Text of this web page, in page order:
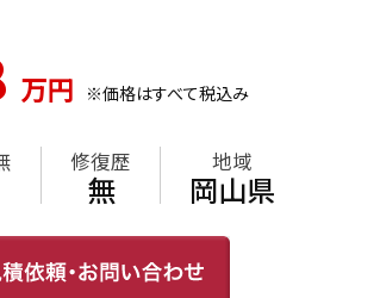
万円 ※価格はすべて税込み
修復歴
無
地域
岡山県